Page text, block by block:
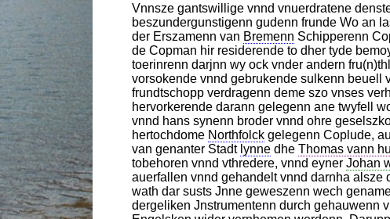
Vnnsze gantswillige vnnd vnuerdratene
beszundergunstigenn gudenn frunde Wo an
der Erszamenn van Bremenn Schipperenn
de Copman hir residerende to dher tyde
toerinrenn darjnn wy ock vnder andern
vorsokende vnnd gebrukende sulkenn beuell
frundtschopp verdragenn deme szo vnses
hervorkerende darann gelegenn ane twyfell
vnnd hans synenn broder vnnd ohre
hertochdome Northfolck gelegenn Coplude,
van genanter Stadt lynne dhe Thomas vann
tobehoren vnnd vthredere, vnnd eyner Johan
auerfallen vnnd gehandelt vnnd darnha alsze
wath dar susts Jnne geweszenn wech
dergeliken Jnstrumentenn durch gehauwenn